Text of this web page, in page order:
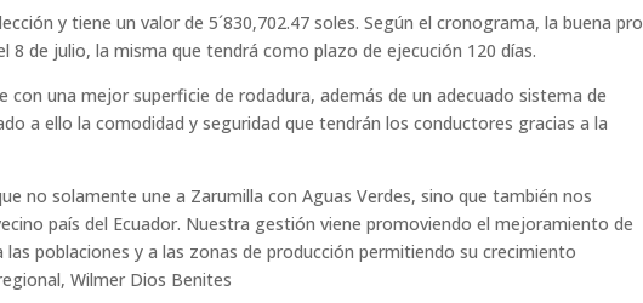
y tiene un valor de 5´830,702.47 soles. Según el cronograma, la buena pro
8 de julio, la misma que tendrá como plazo de ejecución 120 días.
una mejor superficie de rodadura, además de un adecuado sistema de
a ello la comodidad y seguridad que tendrán los conductores gracias a la
no solamente une a Zarumilla con Aguas Verdes, sino que también nos
país del Ecuador. Nuestra gestión viene promoviendo el mejoramiento de
poblaciones y a las zonas de producción permitiendo su crecimiento
Wilmer Dios Benites